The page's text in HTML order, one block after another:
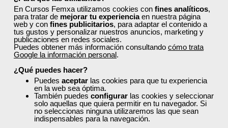
En Cursos Femxa utilizamos cookies con fines analíticos,
para tratar de mejorar tu experienciaen nuestra página
web y con fines publicitarios, para adaptar el contenido a
tus gustos y personalizar nuestros anuncios, marketing y
publicaciones en redes sociales.
Puedes obtener más información consultando cómo trata
Google la información personal.
¿Qué puedes hacer?
Puedes aceptar las cookies para que tu experiencia
en la web sea óptima.
También puedes configurar las cookies y seleccionar
solo aquellas que quiera permitir en tu navegador. Si
no seleccionas ninguna utilizaremos las que sean
indispensables para la navegación.
Sector
-Transporte y Logística.
Gestión del transporte en la
empresa
Curso Gratuito